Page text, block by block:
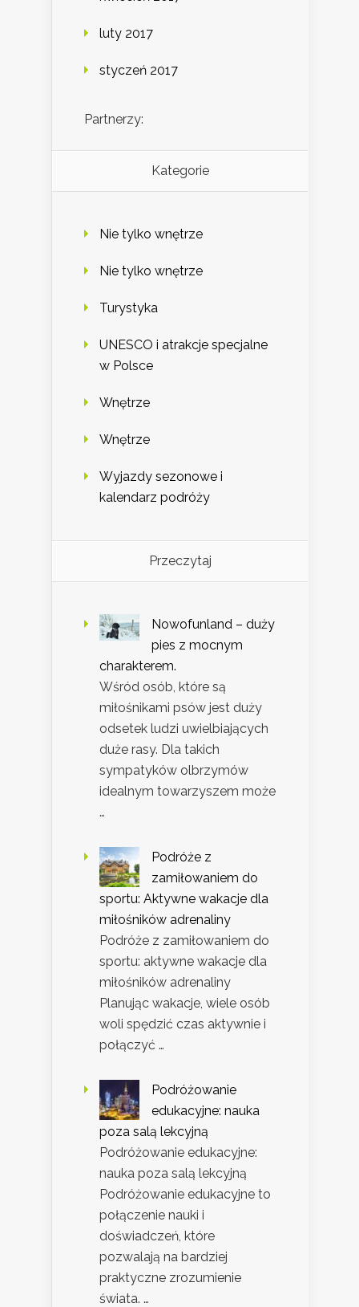
luty 2017
styczeń 2017
Partnerzy:
Kategorie
Nie tylko wnętrze
Nie tylko wnętrze
Turystyka
UNESCO i atrakcje specjalne
w Polsce
Wnętrze
Wnętrze
Wyjazdy sezonowe i
kalendarz podróży
Przeczytaj
Nowofunland – duży
pies z mocnym
charakterem.
Wśród osób, które są
miłośnikami psów jest duży
odsetek ludzi uwielbiających
duże rasy. Dla takich
sympatyków olbrzymów
idealnym towarzyszem może
…
Podróże z
zamiłowaniem do
sportu: Aktywne wakacje dla
miłośników adrenaliny
Podróże z zamiłowaniem do
sportu: aktywne wakacje dla
miłośników adrenaliny
Planując wakacje, wiele osób
woli spędzić czas aktywnie i
połączyć …
Podróżowanie
edukacyjne: nauka
poza salą lekcyjną
Podróżowanie edukacyjne:
nauka poza salą lekcyjną
Podróżowanie edukacyjne to
połączenie nauki i
doświadczeń, które
pozwalają na bardziej
praktyczne zrozumienie
świata. …